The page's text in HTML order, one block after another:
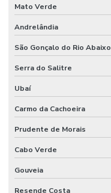
Mato Verde
Andrelândia
São Gonçalo do Rio Abaixo
Serra do Salitre
Ubaí
Carmo da Cachoeira
Prudente de Morais
Cabo Verde
Gouveia
Resende Costa